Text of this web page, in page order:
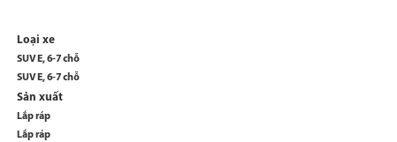
Loại xe
SUV E, 6-7 chỗ
SUV E, 6-7 chỗ
Sản xuất
Lắp ráp
Lắp ráp